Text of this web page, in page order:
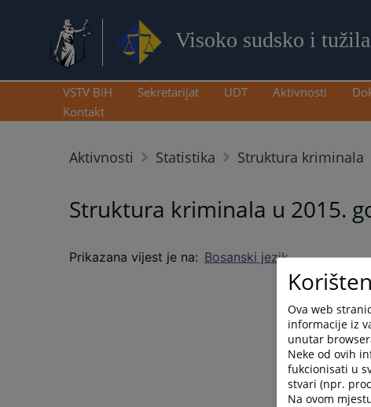
Visoko sudsko i
VSTV BiH Sekretarijat UDT Aktivnosti
Kontakt
Aktivnosti Statistika Struktura kriminala
Struktura kriminala u 2015.
Prikazana vijest je na: Bosanski jezik
Ova web
informacije iz
unutar
Neke od ovih
fukcionisati u
stvari (npr.
Na ovom